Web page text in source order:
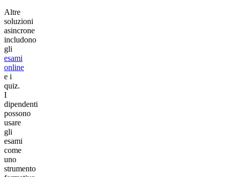
Altre
soluzioni
asincrone
includono
gli
esami
online
e i
quiz.
I
dipendenti
possono
usare
gli
esami
come
uno
strumento